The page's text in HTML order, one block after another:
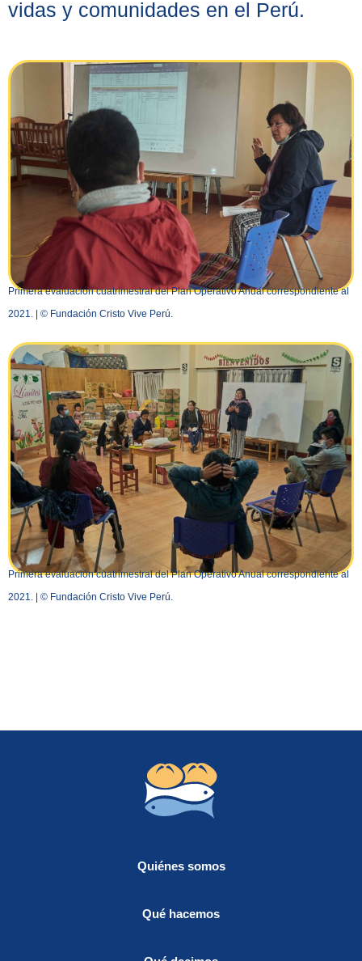
vidas y comunidades en el Perú.
Primera evaluación cuatrimestral del Plan Operativo Anual correspondiente al
2021. | © Fundación Cristo Vive Perú.
Primera evaluación cuatrimestral del Plan Operativo Anual correspondiente al
2021. | © Fundación Cristo Vive Perú.
Quiénes somos
Qué hacemos